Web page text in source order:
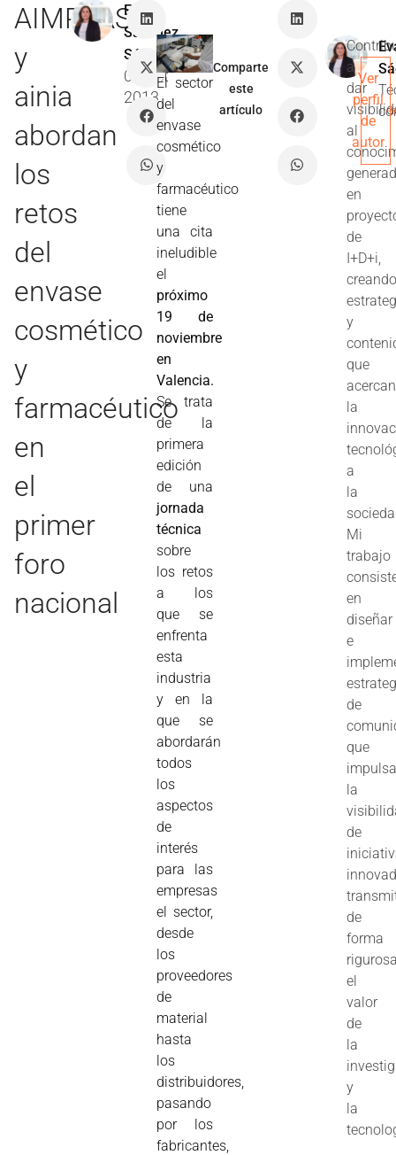
AIMPLAS
y
ainia
abordan
los
retos
del
envase
cosmético
y
farmacéutico
en
el
primer
foro
nacional
Eva
Sánchez
Sáez
02 Oct
2013
El sector
del
envase
cosmético
y
farmacéutico
tiene
una cita
ineludible
el
próximo
19 de
noviembre
en
Valencia.
Se trata
de la
primera
edición
de una
jornada
técnica
sobre
los retos
a los
que se
enfrenta
esta
industria
y en la
que se
abordarán
todos
los
aspectos
de
interés
para las
empresas
el sector,
desde
los
proveedores
de
material
hasta
los
distribuidores,
pasando
por los
fabricantes,
Comparte
este
artículo
a
dar
al
en
de
I+D+i,
y
que
acercan
la
a
la
Mi
trabajo
en
diseñar
e
de
que
la
de
de
forma
el
valor
de
la
y
la
Ver
perfil
de
autor